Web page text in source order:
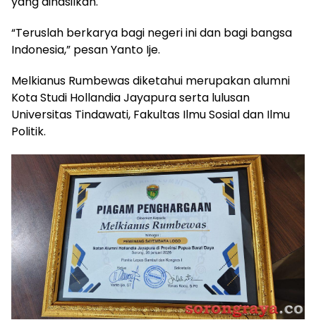
“Teruslah berkarya bagi negeri ini dan bagi bangsa
Indonesia,” pesan Yanto Ije.
Melkianus Rumbewas diketahui merupakan alumni
Kota Studi Hollandia Jayapura serta lulusan
Universitas Tindawati, Fakultas Ilmu Sosial dan Ilmu
Politik.